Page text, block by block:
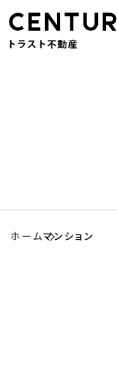
ホームマンション